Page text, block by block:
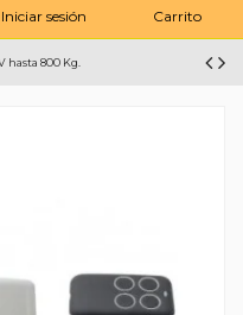
Iniciar sesión Carrito
hasta 800 Kg.